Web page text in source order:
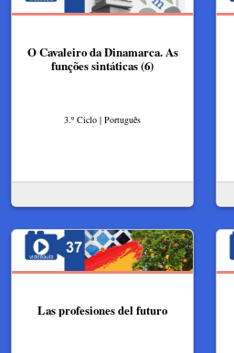
O Cavaleiro da Dinamarca. As
funções sintáticas (6)
3.º Ciclo | Português
Las profesiones del futuro